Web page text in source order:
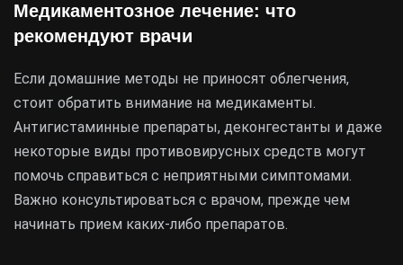
Медикаментозное лечение: что
рекомендуют врачи
Если домашние методы не приносят облегчения,
стоит обратить внимание на медикаменты.
Антигистаминные препараты, деконгестанты и даже
некоторые виды противовирусных средств могут
помочь справиться с неприятными симптомами.
Важно консультироваться с врачом, прежде чем
начинать прием каких-либо препаратов.